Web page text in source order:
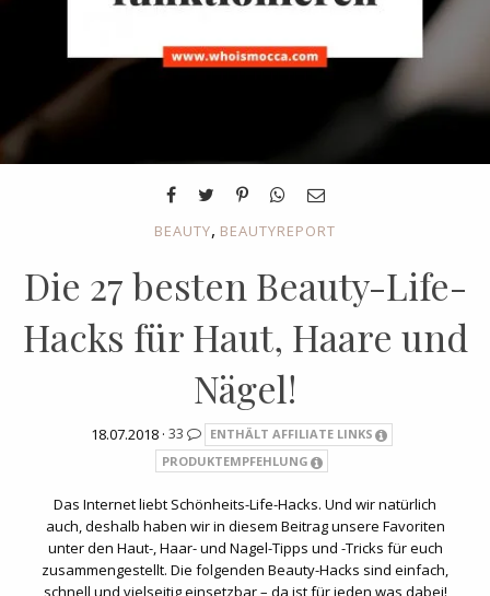
BEAUTY, BEAUTYREPORT
Die 27 besten Beauty-Life-
Hacks für Haut, Haare und
Nägel!
18.07.2018 · 33
ENTHÄLT AFFILIATE LINKS
PRODUKTEMPFEHLUNG
Das Internet liebt Schönheits-Life-Hacks. Und wir natürlich
auch, deshalb haben wir in diesem Beitrag unsere Favoriten
unter den Haut-, Haar- und Nagel-Tipps und -Tricks für euch
zusammengestellt. Die folgenden Beauty-Hacks sind einfach,
schnell und vielseitig einsetzbar – da ist für jeden was dabei!